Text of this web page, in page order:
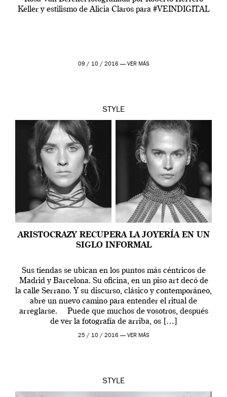
Keller y estilismo de Alicia Claros para #VEINDIGITAL
09 / 10 / 2016 — VER MÁS
STYLE
ARISTOCRAZY RECUPERA LA JOYERÍA EN UN
SIGLO INFORMAL
Sus tiendas se ubican en los puntos más céntricos de
Madrid y Barcelona. Su oficina, en un piso art decó de
la calle Serrano. Y su discurso, clásico y contemporáneo,
abre un nuevo camino para entender el ritual de
arreglarse. Puede que muchos de vosotros, después
de ver la fotografía de arriba, os […]
25 / 10 / 2016 — VER MÁS
STYLE